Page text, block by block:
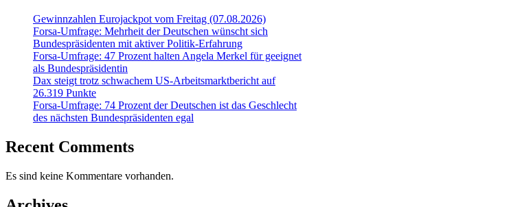
Gewinnzahlen Eurojackpot vom Freitag (07.08.2026)
Forsa-Umfrage: Mehrheit der Deutschen wünscht sich
Bundespräsidenten mit aktiver Politik-Erfahrung
Forsa-Umfrage: 47 Prozent halten Angela Merkel für geeignet
als Bundespräsidentin
Dax steigt trotz schwachem US-Arbeitsmarktbericht auf
26.319 Punkte
Forsa-Umfrage: 74 Prozent der Deutschen ist das Geschlecht
des nächsten Bundespräsidenten egal
Recent Comments
Es sind keine Kommentare vorhanden.